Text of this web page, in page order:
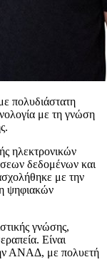
πολυδιάστατη
με τη γνώση
ηλεκτρονικών
δεδομένων και
με την
ψηφιακών
γνώσης,
Είναι
ΑΝΑΔ, με πολυετή